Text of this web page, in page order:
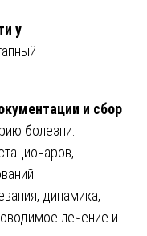
у
и сбор
болезни:
динамика,
лечение и